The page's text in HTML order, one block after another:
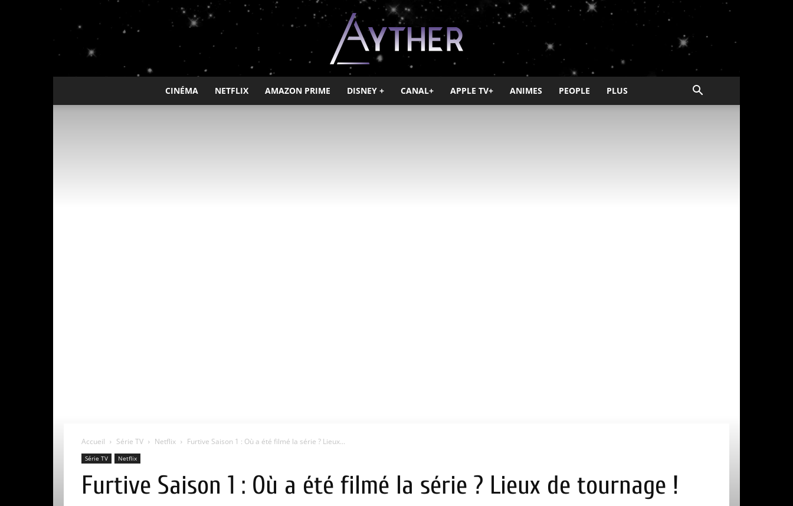
Ayther
CINÉMA NETFLIX AMAZON PRIME DISNEY + CANAL+ APPLE TV+ ANIMES PEOPLE PLUS
Accueil Série TV Netflix Furtive Saison 1 : Où a été filmé la série ? Lieux...
Série TV Netflix
Furtive Saison 1 : Où a été filmé la série ? Lieux de tournage !